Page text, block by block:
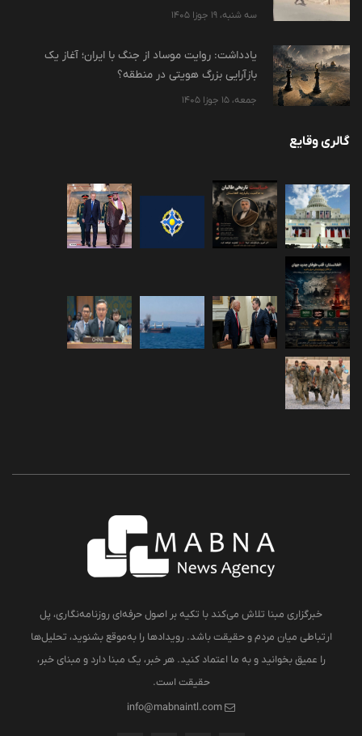
سه شنبه، 19 جوزا 1405
یادداشت: روایت موساد از جنگ با ایران؛ آغاز یک
بازآرایی بزرگ هویتی در منطقه؟
جمعه، 15 جوزا 1405
گالری وقایع
خبرگزاری مبنا تلاش می‌کند با تکیه بر اصول حرفه‌ای روزنامه‌نگاری، پل
ارتباطی میان مردم و حقیقت باشد. رویدادها را به‌موقع بشنوید، تحلیل‌ها
را عمیق بخوانید و به ما اعتماد کنید. هر خبر، یک مبنا دارد و مبنای خبر،
حقیقت است.
info@mabnaintl.com